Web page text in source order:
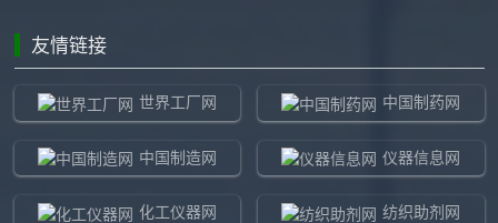
友情链接
世界工厂网 中国制药网
中国制造网 仪器信息网
化工仪器网 纺织助剂网